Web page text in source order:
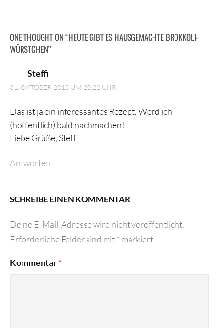
ONE THOUGHT ON “HEUTE GIBT ES HAUSGEMACHTE BROKKOLI-
WÜRSTCHEN”
Steffi
31. OKTOBER 2013 UM 20:22 UHR
Das ist ja ein interessantes Rezept. Werd ich
(hoffentlich) bald nachmachen!
Liebe Grüße, Steffi
Antworten
SCHREIBE EINEN KOMMENTAR
Deine E-Mail-Adresse wird nicht veröffentlicht.
Erforderliche Felder sind mit* markiert
Kommentar*